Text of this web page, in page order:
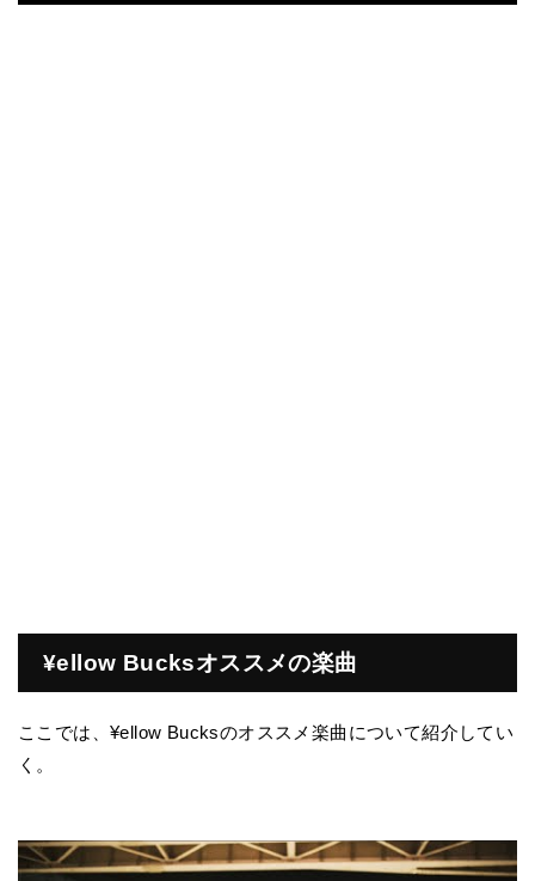
¥ellow Bucksオススメの楽曲
ここでは、¥ellow Bucksのオススメ楽曲について紹介してい
く。